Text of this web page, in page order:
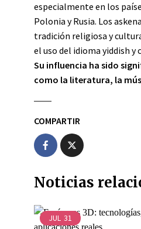
especialmente en los
Polonia y Rusia. Los
tradición religiosa y
el uso del idioma yiddish y
Su influencia ha sido
como la literatura, la
COMPARTIR
Noticias
JUL 31